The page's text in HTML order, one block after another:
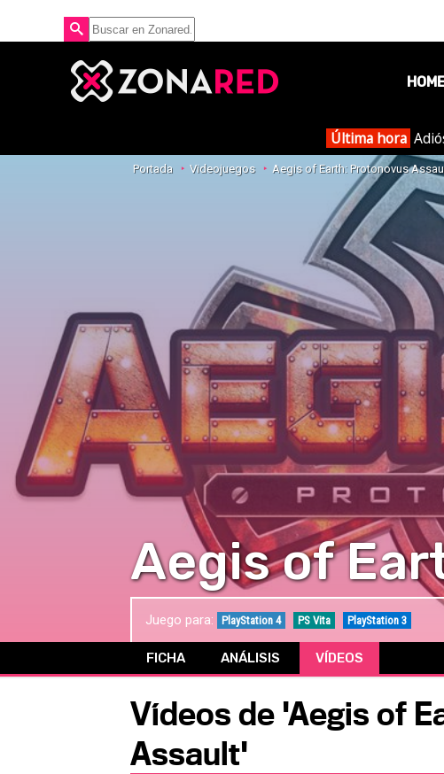
Última hora
Portada Videojuegos Aegis of Earth: Protonovus
Aegis of
Juego para: PlayStation 4 PS Vita PlayStation 3
FICHA ANÁLISIS VÍDEOS
Vídeos de 'Aegis of
Assault'